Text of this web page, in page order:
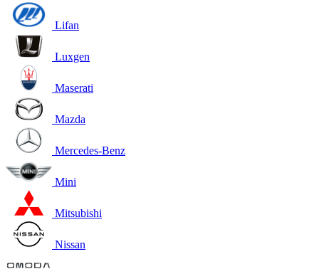
Lifan
Luxgen
Maserati
Mazda
Mercedes-Benz
Mini
Mitsubishi
Nissan